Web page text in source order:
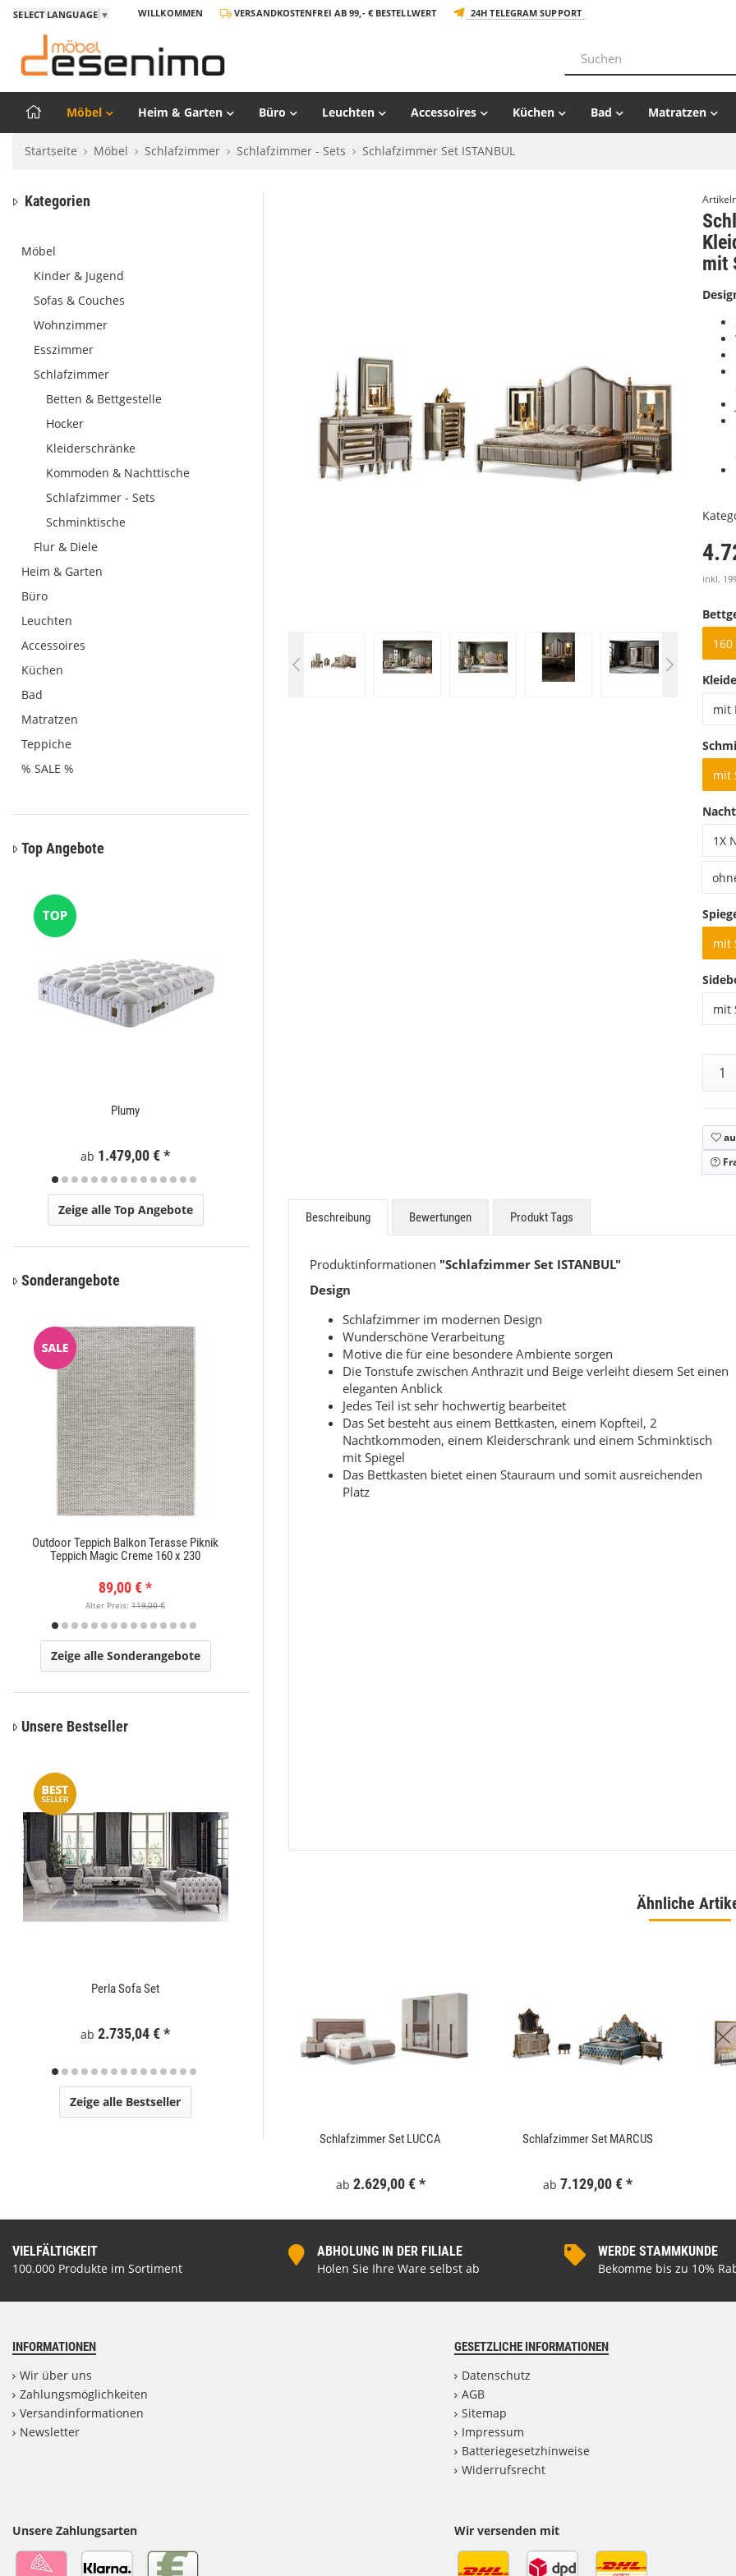
SELECT LANGUAGE ▼ WILLKOMMEN VERSANDKOSTENFREI AB 99,- € BESTELLWERT 24H TELEGRAM SUPPORT
Möbel Heim & Garten Büro Leuchten Accessoires Küchen Bad Matratzen
Startseite Möbel Schlafzimmer Schlafzimmer - Sets Schlafzimmer Set ISTANBUL
mit
inkl.
160
mit
mit
1X
mit
mit
Beschreibung Bewertungen Produkt Tags
Produktinformationen "Schlafzimmer Set ISTANBUL"
Design
Schlafzimmer im modernen Design
Wunderschöne Verarbeitung
Motive die für eine besondere Ambiente sorgen
Die Tonstufe zwischen Anthrazit und Beige verleiht diesem Set einen
eleganten Anblick
Jedes Teil ist sehr hochwertig bearbeitet
Das Set besteht aus einem Bettkasten, einem Kopfteil, 2
Nachtkommoden, einem Kleiderschrank und einem Schminktisch
mit Spiegel
Das Bettkasten bietet einen Stauraum und somit ausreichenden
Platz
Ähnliche
Schlafzimmer Set LUCCA
ab 2.629,00 € *
Schlafzimmer Set MARCUS
ab 7.129,00 € *
Kategorien
Möbel
Kinder & Jugend
Sofas & Couches
Wohnzimmer
Esszimmer
Schlafzimmer
Betten & Bettgestelle
Hocker
Kleiderschränke
Kommoden & Nachttische
Schlafzimmer - Sets
Schminktische
Flur & Diele
Heim & Garten
Büro
Leuchten
Accessoires
Küchen
Bad
Matratzen
Teppiche
% SALE %
Top Angebote
Plumy
ab 1.479,00 €*
Zeige alle Top Angebote
Sonderangebote
Outdoor Teppich Balkon Terasse Piknik
Teppich Magic Creme 160 x 230
89,00 €*
Alter Preis: 119,00 €
Zeige alle Sonderangebote
Unsere Bestseller
Perla Sofa Set
ab 2.735,04 €* 295,99 € 34,99 €*
Zeige alle Bestseller
VIELFÄLTIGKEIT
100.000 Produkte im Sortiment
ABHOLUNG IN DER FILIALE
Holen Sie Ihre Ware selbst ab
WERDE STAMMKUNDE
Bekomme bis zu 10%
INFORMATIONEN
Wir über uns
Zahlungsmöglichkeiten
Versandinformationen
Newsletter
GESETZLICHE INFORMATIONEN
Datenschutz
AGB
Sitemap
Impressum
Batteriegesetzhinweise
Widerrufsrecht
Unsere Zahlungsarten Wir versenden mit